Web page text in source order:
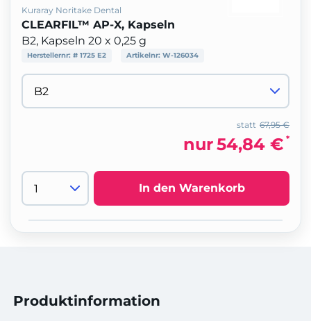
Kuraray Noritake Dental
CLEARFIL™ AP-X, Kapseln
B2, Kapseln 20 x 0,25 g
Herstellernr: # 1725 E2 Artikelnr: W-126034
67,95 €
statt
nur54,84 € *
In den Warenkorb
Produktinformation